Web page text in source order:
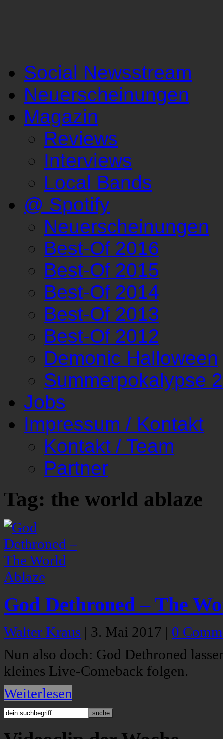
Social Newsstream
Neuerscheinungen
Magazin
Reviews
Interviews
Local Bands
@ Spotify
Neuerscheinungen
Best-Of 2016
Best-Of 2015
Best-Of 2014
Best-Of 2013
Best-Of 2012
Demonic Halloween
Summerpokalypse
Jobs
Impressum / Kontakt
Kontakt / Team
Partner
Tag: the world ablaze
God Dethroned – The
Walter Kraus | 3. Mai 2017 | 0
Nun also doch: God Dethroned
kleines Live-Comeback folgen.
Weiterlesen